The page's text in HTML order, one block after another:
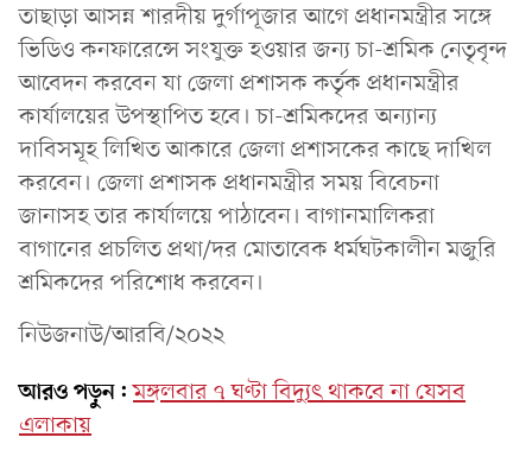
তাছাড়া আসন্ন শারদীয় দুর্গাপূজার আগে প্রধানমন্ত্রীর সঙ্গে
ভিডিও কনফারেন্সে সংযুক্ত হওয়ার জন্য চা-শ্রমিক নেতৃবৃন্দ
আবেদন করবেন যা জেলা প্রশাসক কর্তৃক প্রধানমন্ত্রীর
কার্যালয়ের উপস্থাপিত হবে। চা-শ্রমিকদের অন্যান্য
দাবিসমূহ লিখিত আকারে জেলা প্রশাসকের কাছে দাখিল
করবেন। জেলা প্রশাসক প্রধানমন্ত্রীর সময় বিবেচনা
জানাসহ তার কার্যালয়ে পাঠাবেন। বাগানমালিকরা
বাগানের প্রচলিত প্রথা/দর মোতাবেক ধর্মঘটকালীন মজুরি
শ্রমিকদের পরিশোধ করবেন।
নিউজনাউ/আরবি/২০২২
আরও পড়ুন: মঙ্গলবার ৭ ঘণ্টা বিদ্যুৎ থাকবে না যেসব
এলাকায়